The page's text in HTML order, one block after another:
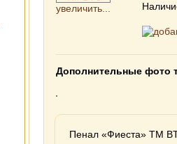
увеличить...
Дополнительные фото
Пенал «Фиеста» ТМ